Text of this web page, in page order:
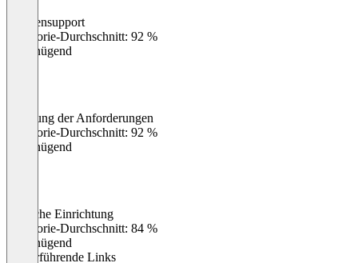
Kundensupport
Kategorie-Durchschnitt: 92 %
Ungenügend
Erfüllung der Anforderungen
Kategorie-Durchschnitt: 92 %
Ungenügend
Einfache Einrichtung
Kategorie-Durchschnitt: 84 %
Ungenügend
Weiterführende Links